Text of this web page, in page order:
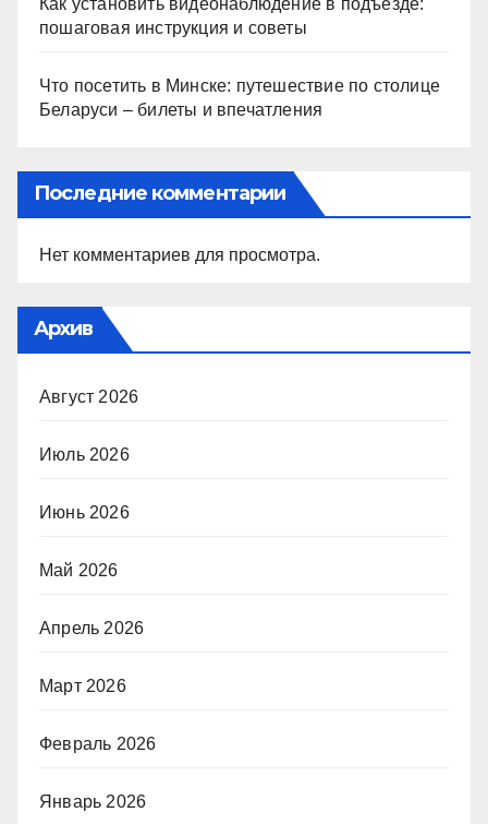
Как установить видеонаблюдение в подъезде:
пошаговая инструкция и советы
Что посетить в Минске: путешествие по столице
Беларуси – билеты и впечатления
Последние комментарии
Нет комментариев для просмотра.
Архив
Август 2026
Июль 2026
Июнь 2026
Май 2026
Апрель 2026
Март 2026
Февраль 2026
Январь 2026